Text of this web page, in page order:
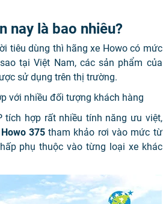
nay là bao nhiêu?
tiêu dùng thì hãng xe Howo có mức
tại Việt Nam, các sản phẩm của
sử dụng trên thị trường.
với nhiều đối tượng khách hàng
tích hợp rất nhiều tính năng ưu việt,
375tham khảo rơi vào mức từ
phụ thuộc vào từng loại xe khác